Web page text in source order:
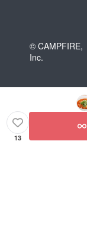
© CAMPFIRE,
Inc.
13